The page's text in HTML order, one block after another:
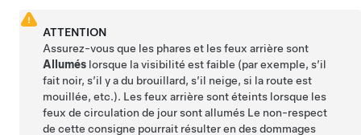
ATTENTION
Assurez-vous que les phareset lesfeux arrière sont
Allumés lorsque la visibilité est faible (par exemple, s’il
fait noir, s’il y a du brouillard, s’il neige, si la route est
mouillée, etc.). Lesfeux arrière sont éteints lorsque les
feux de circulation de jour sont allumés Le non-respect
de cette consigne pourrait résulter en des dommages